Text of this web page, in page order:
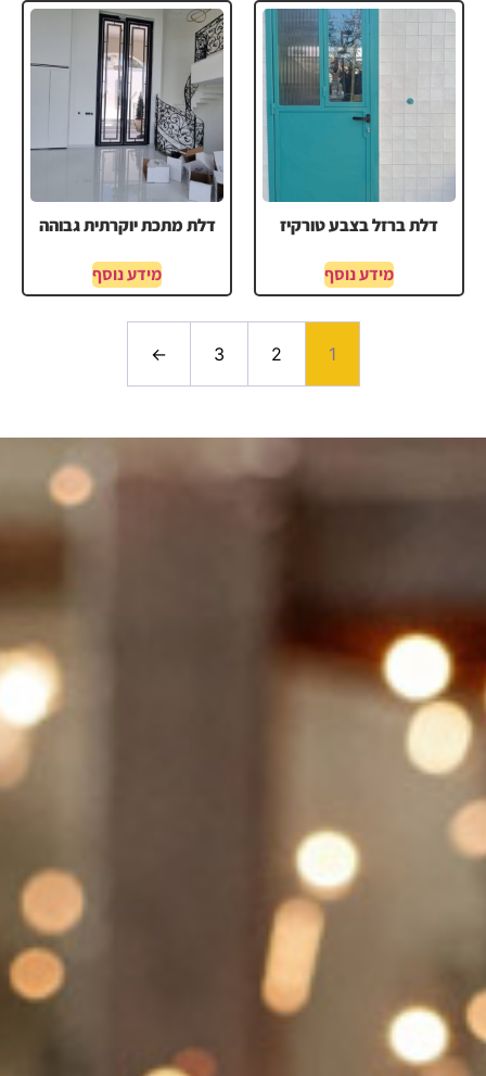
דלת ברזל בצבע טורקיז
מידע נוסף
דלת מתכת יוקרתית גבוהה
מידע נוסף
1
2
3
←